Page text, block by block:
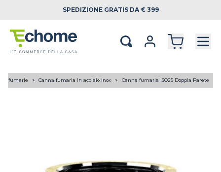
SPEDIZIONE GRATIS DA € 399
fumarie Canna fumaria in acciaio Inox Canna fumaria ISO25 Doppia Parete